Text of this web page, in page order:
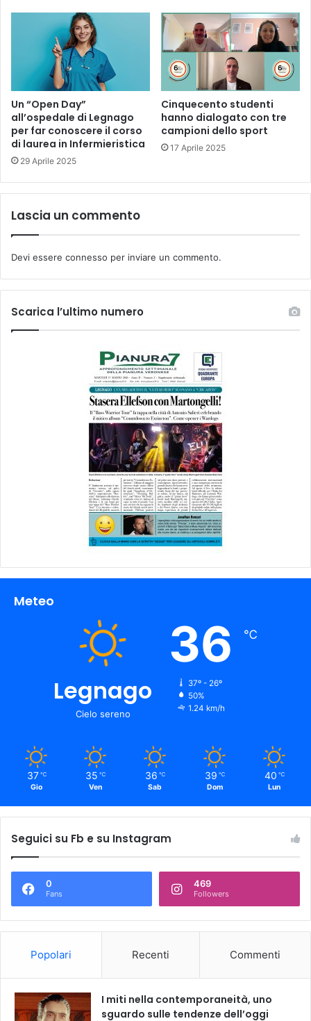
Un “Open Day”
all’ospedale di Legnago
per far conoscere il corso
di laurea in Infermieristica
29 Aprile 2025
Cinquecento studenti
hanno dialogato con tre
campioni dello sport
17 Aprile 2025
Lascia un commento
Devi essere connesso per inviare un commento.
Scarica l’ultimo numero
Meteo
Legnago
Cielo sereno
36 ℃
37º - 26º
50%
1.24 km/h
37 ℃
Gio
35 ℃
Ven
36 ℃
Sab
39 ℃
Dom
40 ℃
Lun
Seguici su Fb e su Instagram
0
Fans
469
Followers
Popolari Recenti Commenti
I miti nella contemporaneità, uno
sguardo sulle tendenze dell’oggi